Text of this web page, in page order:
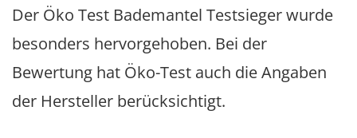
Der Öko Test Bademantel Testsieger wurde
besonders hervorgehoben. Bei der
Bewertung hat Öko-Test auch die Angaben
der Hersteller berücksichtigt.